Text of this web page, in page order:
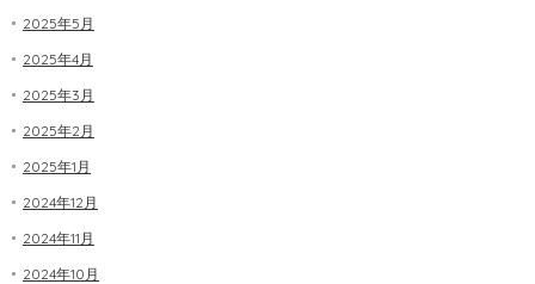
2025年5月
2025年4月
2025年3月
2025年2月
2025年1月
2024年12月
2024年11月
2024年10月